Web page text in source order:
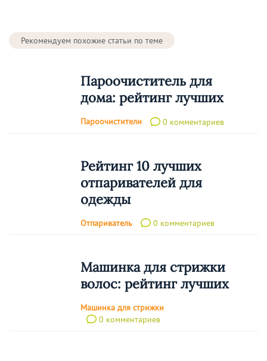
Рекомендуем похожие статьи по теме
Пароочиститель для
дома: рейтинг лучших
Пароочистители 0 комментариев
Рейтинг 10 лучших
отпаривателей для
одежды
Отпариватель 0 комментариев
Машинка для стрижки
волос: рейтинг лучших
Машинка для стрижки
0 комментариев